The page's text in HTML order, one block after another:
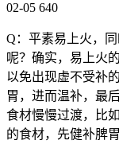
02-05 640
Q：平素易上火，
呢？确实，易上火
以免出现虚不受补
胃，进而温补，最
食材慢慢过渡，比
的食材，先健补脾